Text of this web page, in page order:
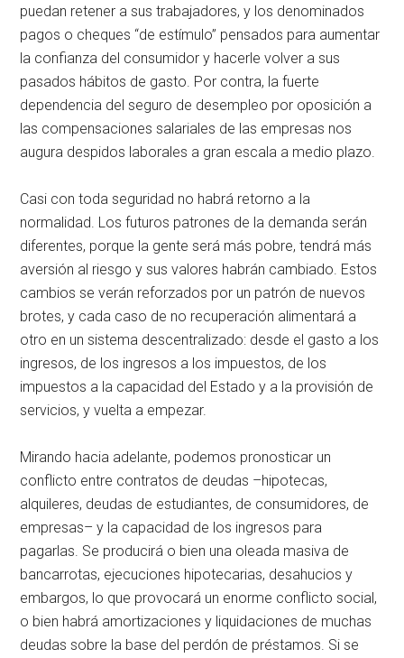
puedan retener a sus trabajadores, y los denominados
pagos o cheques “de estímulo” pensados para aumentar
la confianza del consumidor y hacerle volver a sus
pasados hábitos de gasto. Por contra, la fuerte
dependencia del seguro de desempleo por oposición a
las compensaciones salariales de las empresas nos
augura despidos laborales a gran escala a medio plazo.
Casi con toda seguridad no habrá retorno a la
normalidad. Los futuros patrones de la demanda serán
diferentes, porque la gente será más pobre, tendrá más
aversión al riesgo y sus valores habrán cambiado. Estos
cambios se verán reforzados por un patrón de nuevos
brotes, y cada caso de no recuperación alimentará a
otro en un sistema descentralizado: desde el gasto a los
ingresos, de los ingresos a los impuestos, de los
impuestos a la capacidad del Estado y a la provisión de
servicios, y vuelta a empezar.
Mirando hacia adelante, podemos pronosticar un
conflicto entre contratos de deudas –hipotecas,
alquileres, deudas de estudiantes, de consumidores, de
empresas– y la capacidad de los ingresos para
pagarlas. Se producirá o bien una oleada masiva de
bancarrotas, ejecuciones hipotecarias, desahucios y
embargos, lo que provocará un enorme conflicto social,
o bien habrá amortizaciones y liquidaciones de muchas
deudas sobre la base del perdón de préstamos. Si se